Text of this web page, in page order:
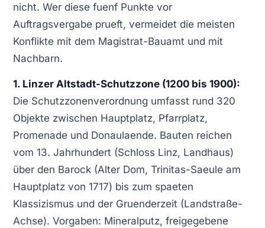
nicht. Wer diese fuenf Punkte vor
Auftragsvergabe prueft, vermeidet die meisten
Konflikte mit dem Magistrat-Bauamt und mit
Nachbarn.
1. Linzer Altstadt-Schutzzone (1200 bis 1900):
Die Schutzzonenverordnung umfasst rund 320
Objekte zwischen Hauptplatz, Pfarrplatz,
Promenade und Donaulaende. Bauten reichen
vom 13. Jahrhundert (Schloss Linz, Landhaus)
über den Barock (Alter Dom, Trinitas-Saeule am
Hauptplatz von 1717) bis zum spaeten
Klassizismus und der Gruenderzeit (Landstraße-
Achse). Vorgaben: Mineralputz, freigegebene